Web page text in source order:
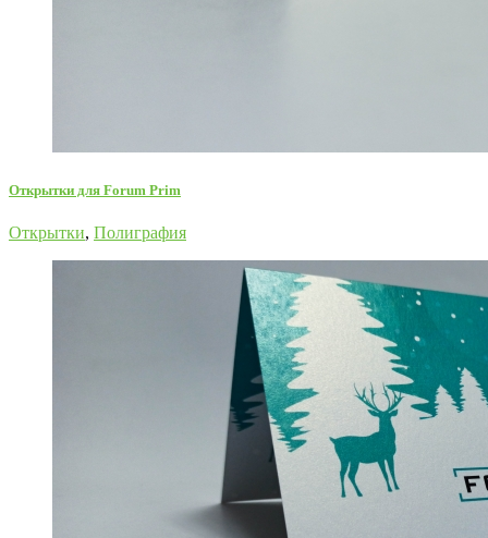
Открытки для Forum Prim
Открытки, Полиграфия